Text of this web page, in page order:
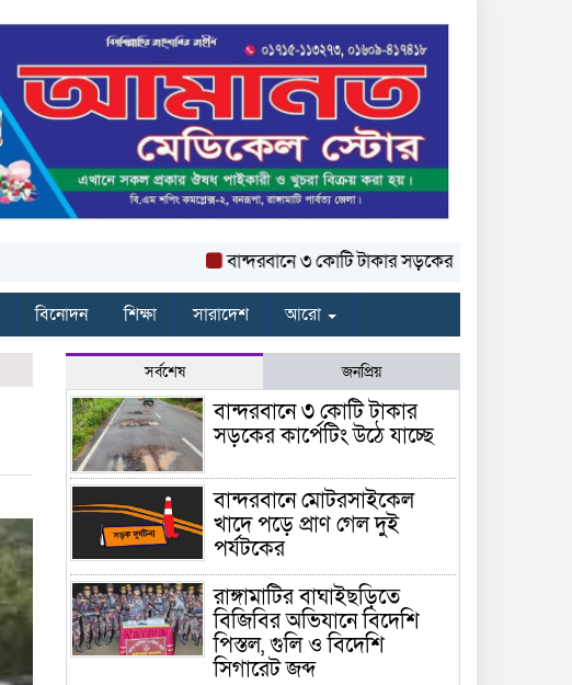
বান্দরবানে ৩ কোটি টাকার সড়কের কার্পেটিং উঠে যাচ্ছে
বিনোদন শিক্ষা সারাদেশ আরো
সর্বশেষ জনপ্রিয়
বান্দরবানে ৩ কোটি টাকার
সড়কের কার্পেটিং উঠে যাচ্ছে
বান্দরবানে মোটরসাইকেল
খাদে পড়ে প্রাণ গেল দুই
পর্যটকের
রাঙ্গামাটির বাঘাইছড়িতে
বিজিবির অভিযানে বিদেশি
পিস্তল, গুলি ও বিদেশি
সিগারেট জব্দ